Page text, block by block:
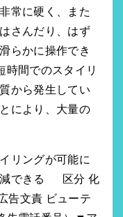
常に硬く、また
さんだり、はず
らかに操作でき
時間でのスタイリ
から発生してい
により、大量の
リングが可能に
減できる 区分 化
告文責 ビューテ